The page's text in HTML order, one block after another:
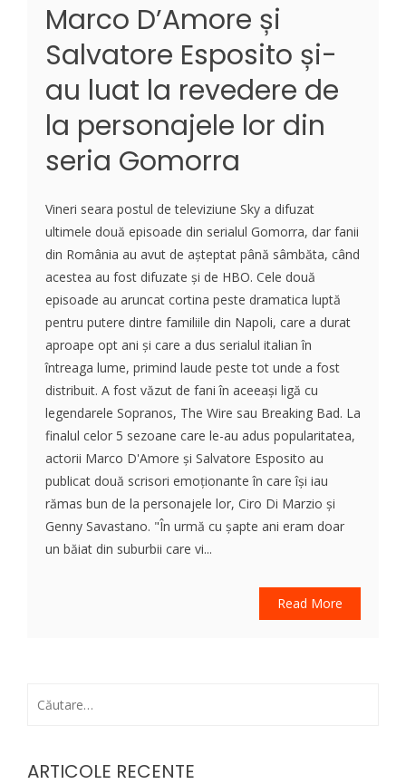
Marco D’Amore și
Salvatore Esposito și-
au luat la revedere de
la personajele lor din
seria Gomorra
Vineri seara postul de televiziune Sky a difuzat
ultimele două episoade din serialul Gomorra, dar fanii
din România au avut de așteptat până sâmbăta, când
acestea au fost difuzate și de HBO. Cele două
episoade au aruncat cortina peste dramatica luptă
pentru putere dintre familiile din Napoli, care a durat
aproape opt ani și care a dus serialul italian în
întreaga lume, primind laude peste tot unde a fost
distribuit. A fost văzut de fani în aceeași ligă cu
legendarele Sopranos, The Wire sau Breaking Bad. La
finalul celor 5 sezoane care le-au adus popularitatea,
actorii Marco D'Amore și Salvatore Esposito au
publicat două scrisori emoționante în care își iau
rămas bun de la personajele lor, Ciro Di Marzio și
Genny Savastano. "În urmă cu șapte ani eram doar
un băiat din suburbii care vi...
Read More
ARTICOLE RECENTE